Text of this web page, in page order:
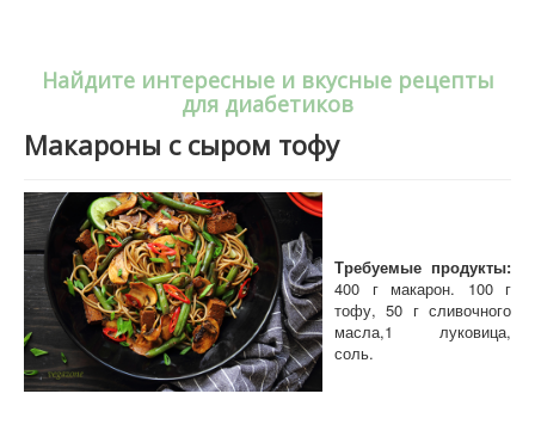
Найдите интересные и вкусные рецепты
для диабетиков
Макароны с сыром тофу
Требуемые продукты:
400 г макарон. 100 г
тофу, 50 г сливочного
масла,1 луковица,
соль.